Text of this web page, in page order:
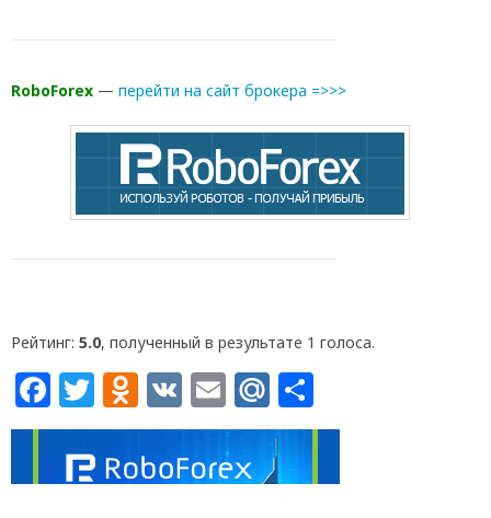
RoboForex —перейти на сайт брокера =>>>
Рейтинг: 5.0, полученный в результате 1 голоса.
Facebook
Twitter
Odnoklassniki
VK EmailMail.Ru